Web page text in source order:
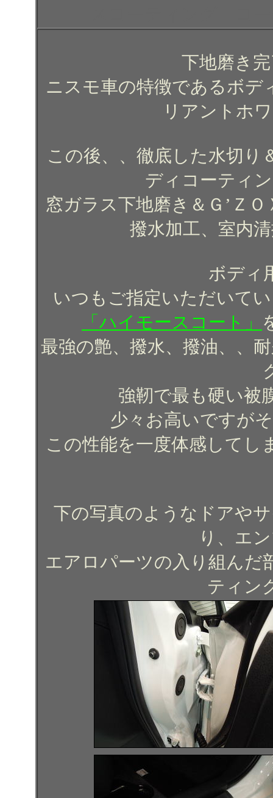
下地磨き
ニスモ車の特徴であるボデ
リアントホ
この後、、徹底した水切り
ディコーティ
窓ガラス下地磨き＆Ｇ’Ｚ
撥水加工、室内
ボディ
いつもご指定いただいて
「ハイモースコート」
最強の艶、撥水、撥油、、
強靭で最も硬い被
少々お高いですが
この性能を一度体感してし
下の写真のようなドアや
り、エ
エアロパーツの入り組んだ
ティン